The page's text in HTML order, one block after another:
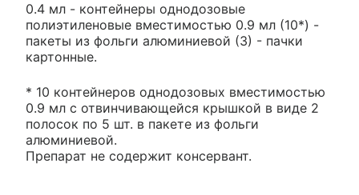
0.4 мл - контейнеры однодозовые
полиэтиленовые вместимостью 0.9 мл (10*) -
пакеты из фольги алюминиевой (3) - пачки
картонные.
* 10 контейнеров однодозовых вместимостью
0.9 мл с отвинчивающейся крышкой в виде 2
полосок по 5 шт. в пакете из фольги
алюминиевой.
Препарат не содержит консервант.